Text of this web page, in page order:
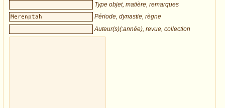
Type objet, matière, remarques
Période, dynastie, règne
Auteur(s)(:année), revue, collection